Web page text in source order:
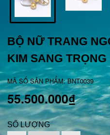
BỘ NỮ TRANG
KIM SANG TRỌNG
MÃ SỐ SẢN PHẨM: BNT0039
55.500.000₫
SỐ LƯỢNG